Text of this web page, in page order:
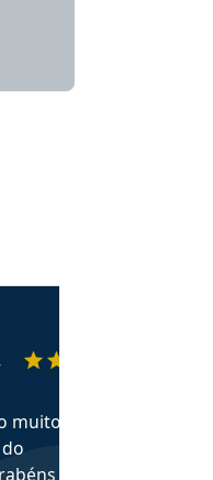
recomenda o Aprova
muito no
pelas